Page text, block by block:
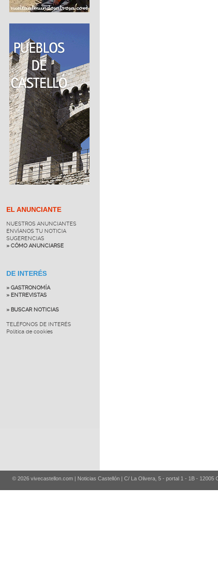
EL ANUNCIANTE
NUESTROS ANUNCIANTES
ENVÍANOS TU NOTICIA
SUGERENCIAS
» CÓMO ANUNCIARSE
DE INTERÉS
» GASTRONOMÍA
» ENTREVISTAS
» BUSCAR NOTICIAS
TELÉFONOS DE INTERÉS
Política de cookies
© 2026 vivecastellon.com | Noticias Castellón | C/ La Olivera, 5 - portal 1 - 1B - 12005